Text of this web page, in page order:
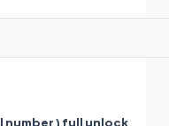
number ) full unlock